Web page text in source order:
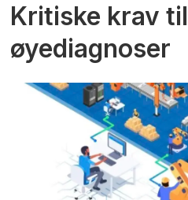
Kritiske krav til
øyediagnoser